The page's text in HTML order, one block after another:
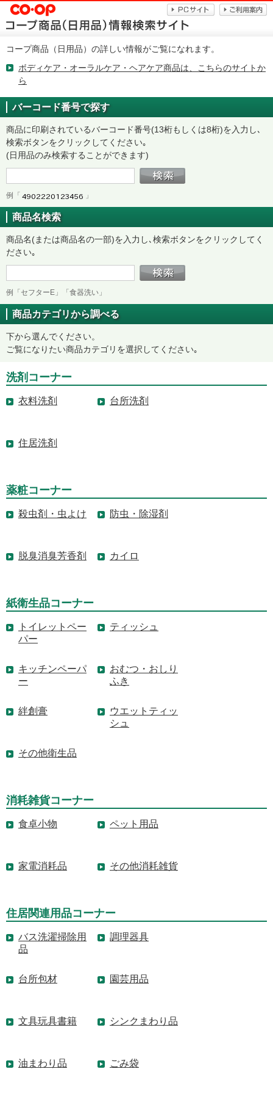
コープ商品（日用品）の詳しい情報がご覧になれます。
ボディケア・オーラルケア・ヘアケア商品は、こちらのサイトか
ら
バーコード番号で探す
商品に印刷されているバーコード番号(13桁もしくは8桁)を入力し､
検索ボタンをクリックしてください｡
(日用品のみ検索することができます)
例「 」
商品名検索
商品名(または商品名の一部)を入力し､検索ボタンをクリックしてく
ださい｡
例「セフターE」「食器洗い」
商品カテゴリから調べる
下から選んでください。
ご覧になりたい商品カテゴリを選択してください｡
洗剤コーナー
衣料洗剤 台所洗剤
住居洗剤
薬粧コーナー
殺虫剤・虫よけ 防虫・除湿剤
脱臭消臭芳香剤 カイロ
紙衛生品コーナー
トイレットペー
パー
ティッシュ
キッチンペーパ
ー
おむつ・おしり
ふき
絆創膏
ウエットティッ
シュ
その他衛生品
消耗雑貨コーナー
食卓小物 ペット用品
家電消耗品 その他消耗雑貨
住居関連用品コーナー
バス洗濯掃除用
品
調理器具
台所包材 園芸用品
文具玩具書籍 シンクまわり品
油まわり品 ごみ袋